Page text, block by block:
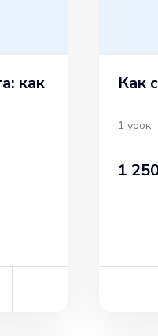
как
Как
1 урок
1